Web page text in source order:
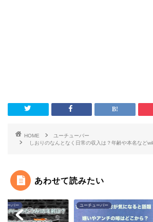
HOME
ユーチューバー
しおりのなんとなく日常の収入は？年齢や本名など
あわせて読みたい
ューバー ユーチューバー